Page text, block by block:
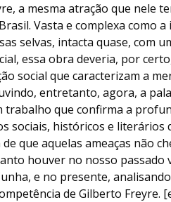
a mesma atração que nele
Vasta e complexa como
selvas, intacta quase, com
essa obra deveria, por
social que caracterizam a
entretanto, agora, a
trabalho que confirma a
sociais, históricos e literários
que aquelas ameaças não
houver no nosso passado
e no presente,
de Gilberto Freyre.